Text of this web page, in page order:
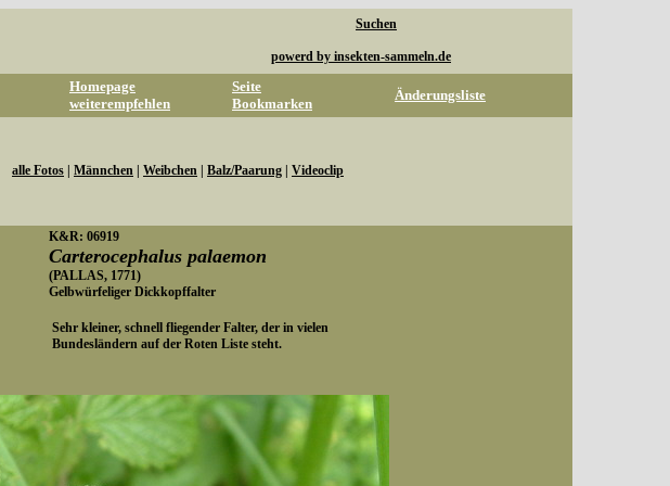
Suchen
powerd by insekten-sammeln.de
Homepage
weiterempfehlen
Seite
Bookmarken
Änderungsliste
alle Fotos Männchen Weibchen Balz/Paarung Videoclip
K&R: 06919
Carterocephalus palaemon
(PALLAS, 1771)
Gelbwürfeliger Dickkopffalter
Sehr kleiner, schnell fliegender Falter, der in vielen
Bundesländern auf der Roten Liste steht.